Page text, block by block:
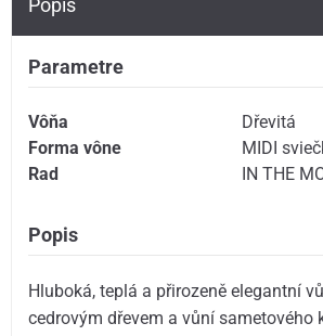
Parametre
Vôňa
Dřevitá
Forma vône
MIDI
Rad
IN THE
Popis
Hluboká, teplá a přirozeně elegantní
cedrovým dřevem a vůní sametového